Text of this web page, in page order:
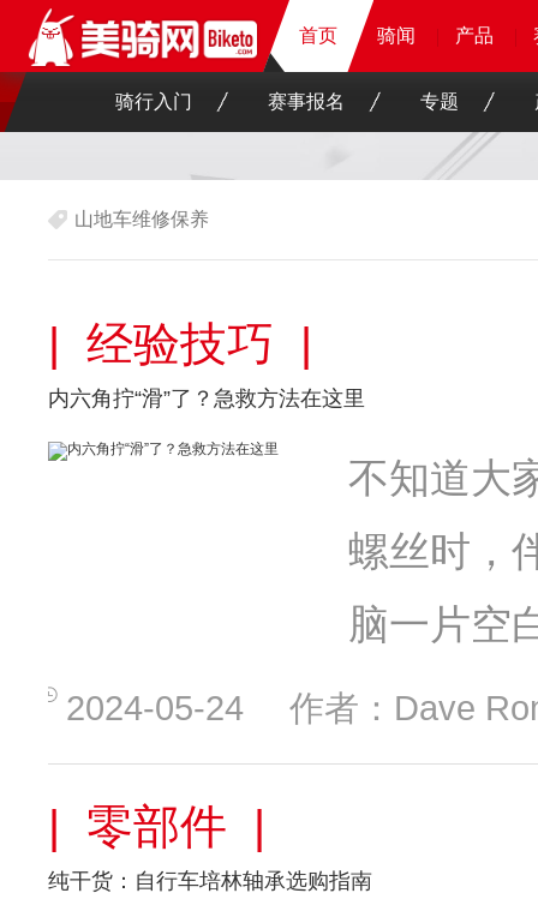
骑闻 产品
首页 骑闻 产品
首页 骑闻 产品
首页 骑闻 产品
骑行入门 赛事报名 专题
山地车维修保养
| 经验技巧 |
内六角拧“滑”了？急救方法在这里
不知道大
螺丝时，
脑一片空
2024-05-24 作者：Dave
| 零部件 |
纯干货：自行车培林轴承选购指南